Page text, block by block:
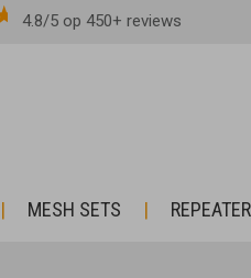
4.8/5 op 450+ reviews
MESH SETS REPEATER